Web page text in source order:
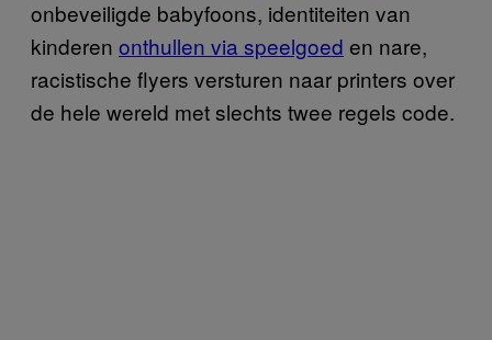
onbeveiligde babyfoons, identiteiten van
kinderen onthullen via speelgoed en nare,
racistische flyers versturen naar printers over
de hele wereld met slechts twee regels code.